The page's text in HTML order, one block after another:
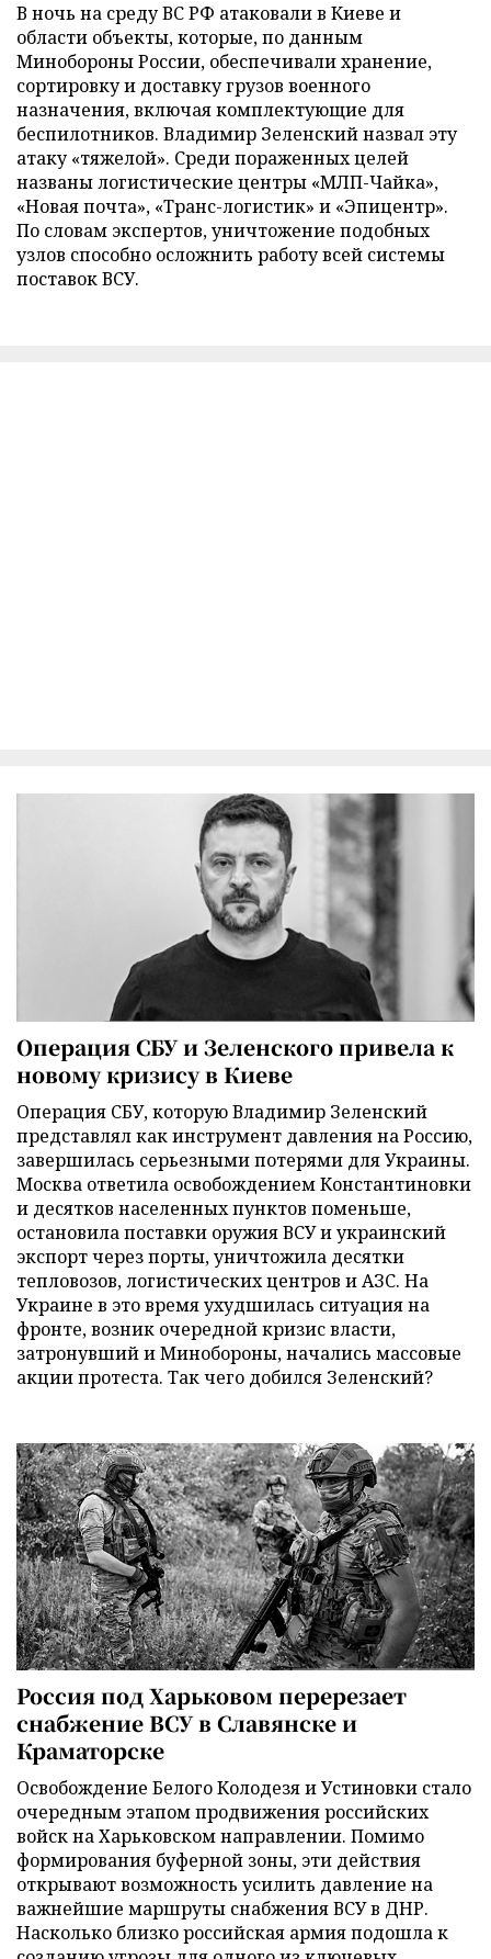
В ночь на среду ВС РФ атаковали в Киеве и
области объекты, которые, по данным
Минобороны России, обеспечивали хранение,
сортировку и доставку грузов военного
назначения, включая комплектующие для
беспилотников. Владимир Зеленский назвал эту
атаку «тяжелой». Среди пораженных целей
названы логистические центры «МЛП-Чайка»,
«Новая почта», «Транс-логистик» и «Эпицентр».
По словам экспертов, уничтожение подобных
узлов способно осложнить работу всей системы
поставок ВСУ.
Операция СБУ и Зеленского привела к
новому кризису в Киеве
Операция СБУ, которую Владимир Зеленский
представлял как инструмент давления на Россию,
завершилась серьезными потерями для Украины.
Москва ответила освобождением Константиновки
и десятков населенных пунктов поменьше,
остановила поставки оружия ВСУ и украинский
экспорт через порты, уничтожила десятки
тепловозов, логистических центров и АЗС. На
Украине в это время ухудшилась ситуация на
фронте, возник очередной кризис власти,
затронувший и Минобороны, начались массовые
акции протеста. Так чего добился Зеленский?
Россия под Харьковом перерезает
снабжение ВСУ в Славянске и
Краматорске
Освобождение Белого Колодезя и Устиновки стало
очередным этапом продвижения российских
войск на Харьковском направлении. Помимо
формирования буферной зоны, эти действия
открывают возможность усилить давление на
важнейшие маршруты снабжения ВСУ в ДНР.
Насколько близко российская армия подошла к